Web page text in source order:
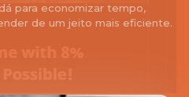
para economizar tempo,
de um jeito mais eficiente.